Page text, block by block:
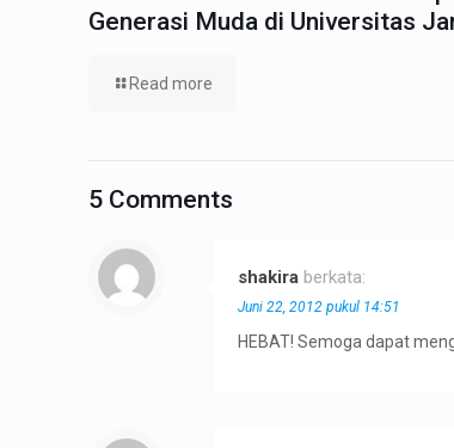
Generasi Muda di Universitas
Read more
5 Comments
shakira berkata:
Juni 22, 2012 pukul 14:51
HEBAT! Semoga dapat